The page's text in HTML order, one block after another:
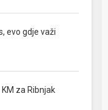
evo gdje važi
za Ribnjak